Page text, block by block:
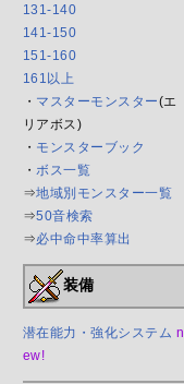
131-140
141-150
151-160
161以上
・ マスターモンスター(エ
リアボス)
・ モンスターブック
・ ボス一覧
⇒地域別モンスター一覧
⇒50音検索
⇒必中命中率算出
装備
潜在能力・強化システム n
ew!